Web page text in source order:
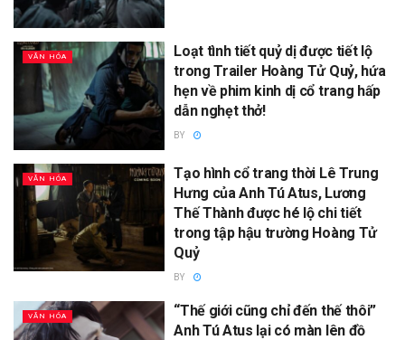
VĂN HÓA
Loạt tình tiết quỷ dị được tiết lộ
trong Trailer Hoàng Tử Quỷ, hứa
hẹn về phim kinh dị cổ trang hấp
dẫn nghẹt thở!
BY
VĂN HÓA
Tạo hình cổ trang thời Lê Trung
Hưng của Anh Tú Atus, Lương
Thế Thành được hé lộ chi tiết
trong tập hậu trường Hoàng Tử
Quỷ
BY
VĂN HÓA
“Thế giới cũng chỉ đến thế thôi”
Anh Tú Atus lại có màn lên đồ